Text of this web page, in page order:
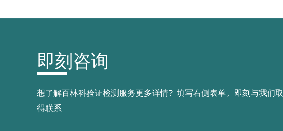
即刻咨询
想了解百林科验证检测服务更多详情？填写右侧表单，即刻与我们取
得联系